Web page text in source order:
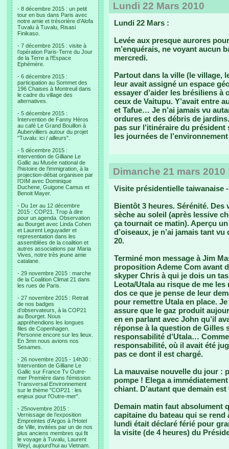
- 8 décembre 2015 : un petit
tour en bus dans Paris avec
notre amie et trésorière d’Alofa
Tuvalu à Tuvalu, Risasi
Finikaso.
- 7 décembre 2015 : visite à
l’opération Paris-Terre du Jour
de la Terre a l’Espace
Ephémère.
- 6 décembre 2015 :
participation au Sommet des
196 Chaises à Montreuil dans
le cadre du village des
alternatives.
- 5 décembre 2015 :
Intervention de Fanny Héros
au café Le Grand Bouillon à
Aubervilliers autour du projet
"Tuvalu: ici / ailleurs".
- 5 décembre 2015 :
intervention de Gilliane Le
Gallic au Musée national de
l’histoire de l’immigration, à la
projection-débat organisee par
l’OIM avec Dominique
Duchene, Guigone Camus et
Benoit Mayer.
- Du 1er au 12 décembre
2015 : COP21. Trop à dire
pour un agenda. Observation
au Bourget avec Linda Cohen
et Laurent Leguyader et
representation dans les
assemblées de la coalition et
autres associations par Maria
Vives, notre très jeune amie
catalane.
- 29 novembre 2015 : marche
de la Coalition Climat 21 dans
les rues de Paris.
- 27 novembre 2015 : Retrait
de nos badges
d’observateurs, à la COP21
au Bourget. Nous
appréhendions les longues
files de Copenhagen.
Personne encore sur les lieux.
En 3mn nous avions nos
Sesames.
- 26 novembre 2015 - 14h30 :
Intervention de Gilliane Le
Gallic sur France Tv Outre-
mer Première dans l'émission
Transversal Environnement
sur le thème "COP21 : les
enjeux pour l'Outre-mer".
- 25novembre 2015 :
Vernissage de l’exposition
Empreintes d’Argos à l’Hotel
de Ville, invitées par un de nos
plus anciens membres qui fit
le voyage à Tuvalu, Laurent
Weyl, aujourd’hui au Vietnam.
Lundi 22 Mars 2010
Lundi 22 Mars :
Levée aux presque aurores
m’enquérais, ne voyant aucun
mercredi.
Partout dans la ville (le village,
leur avait assigné un espace
essayer d’aider les brésiliens à
ceux de Vaitupu. Y’avait entre
et Tafue… Je n’ai jamais vu
ordures et des débris de
pas sur l’itinéraire du
les journées de
Dimanche 21 mars
Visite présidentielle taiwanaise
Bientôt 3 heures. Sérénité. Des
sèche au soleil (après lessive
ça tournait ce matin). Aperçu
d’oiseaux, je n’ai jamais tant
20.
Terminé mon message à Jim
proposition Ademe Com avant
skyper Chris à qui je dois un
Leota/Utala au risque de me
dos ce que je pense de leur
pour remettre Utala en place.
assure que le gaz produit
en en parlant avec John qu’il
réponse à la question de Gilles
responsabilité d’Utala…
responsabilité, où il avait été
pas ce dont il est chargé.
La mauvaise nouvelle du jour :
pompe ! Elega a
chiant. D’autant que demain est
Demain matin faut absolument
capitaine du bateau qui se rend
lundi était déclaré férié pour
la visite (de 4 heures) du